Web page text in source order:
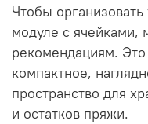
Чтобы
модуле с ячейками,
рекомендациям.
компактное,
пространство для
и остатков пряжи.